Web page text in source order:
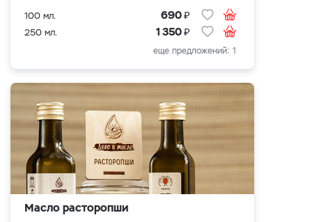
100 мл. 690₽
250 мл. 1 350₽
еще предложений: 1
Масло расторопши